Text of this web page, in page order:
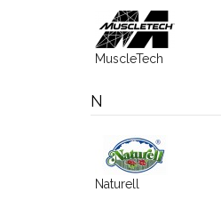
MuscleTech
N
Naturell